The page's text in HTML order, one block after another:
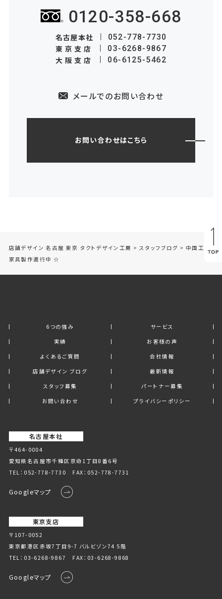
0120-358-668
名古屋本社 052-778-7730
東京支店 03-6268-9867
大阪支店 06-6125-5462
メールでのお問い合わせ
お問い合わせはこちら
店舗デザイン 名古屋 東京 タクトデザイン工房 > スタッフブログ > 中国工場
家具製作進行中 ☆
6つの強み
サービス
実績
お客様の声
よくあるご質問
会社情報
店舗デザイン ブログ
最新情報
スタッフ募集
パートナー募集
お問い合わせ
プライバシーポリシー
名古屋本社
〒464-0004
愛知県名古屋市千種区京命1丁⽬8番6号
TEL： 052-778-7730 FAX：052-778-7731
Googleマップ
東京支店
〒107-0052
東京都港区赤坂7丁目9-7 バルビゾン74 5階
TEL： 03-6268-9867 FAX：03-6268-9868
Googleマップ